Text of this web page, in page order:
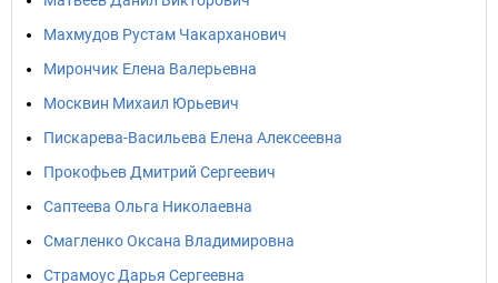
Махмудов Рустам Чакарханович
Мирончик Елена Валерьевна
Москвин Михаил Юрьевич
Пискарева-Васильева Елена Алексеевна
Прокофьев Дмитрий Сергеевич
Саптеева Ольга Николаевна
Смагленко Оксана Владимировна
Страмоус Дарья Сергеевна